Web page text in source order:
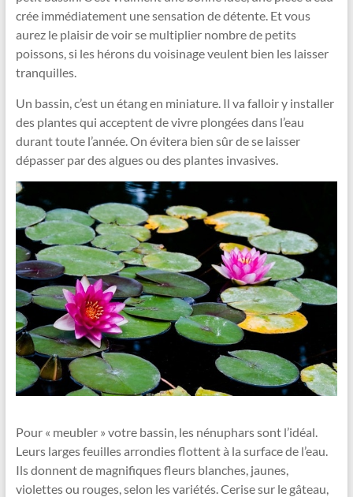
crée immédiatement une sensation de détente. Et vous
aurez le plaisir de voir se multiplier nombre de petits
poissons, si les hérons du voisinage veulent bien les laisser
tranquilles.
Un bassin, c’est un étang en miniature. Il va falloir y installer
des plantes qui acceptent de vivre plongées dans l’eau
durant toute l’année. On évitera bien sûr de se laisser
dépasser par des algues ou des plantes invasives.
Pour « meubler » votre bassin, les nénuphars sont l’idéal.
Leurs larges feuilles arrondies flottent à la surface de l’eau.
Ils donnent de magnifiques fleurs blanches, jaunes,
violettes ou rouges, selon les variétés. Cerise sur le gâteau,